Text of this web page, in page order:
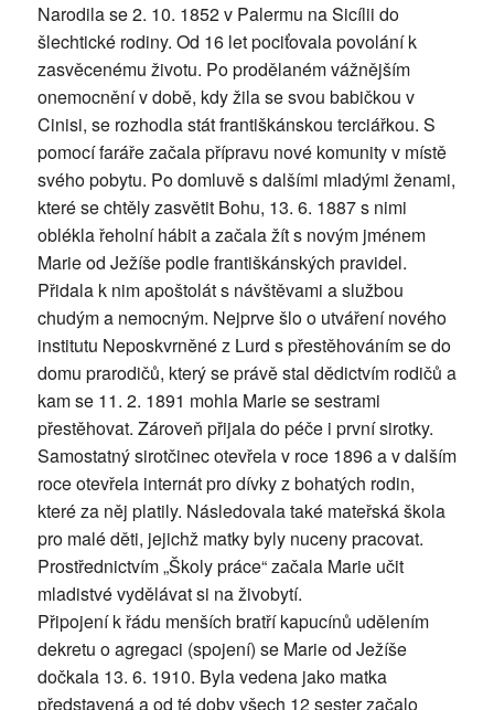
Narodila se 2. 10. 1852 v Palermu na Sicílii do
šlechtické rodiny. Od 16 let pociťovala povolání k
zasvěcenému životu. Po prodělaném vážnějším
onemocnění v době, kdy žila se svou babičkou v
Cinisi, se rozhodla stát františkánskou terciářkou. S
pomocí faráře začala přípravu nové komunity v místě
svého pobytu. Po domluvě s dalšími mladými ženami,
které se chtěly zasvětit Bohu, 13. 6. 1887 s nimi
oblékla řeholní hábit a začala žít s novým jménem
Marie od Ježíše podle františkánských pravidel.
Přidala k nim apoštolát s návštěvami a službou
chudým a nemocným. Nejprve šlo o utváření nového
institutu Neposkvrněné z Lurd s přestěhováním se do
domu prarodičů, který se právě stal dědictvím rodičů a
kam se 11. 2. 1891 mohla Marie se sestrami
přestěhovat. Zároveň přijala do péče i první sirotky.
Samostatný sirotčinec otevřela v roce 1896 a v dalším
roce otevřela internát pro dívky z bohatých rodin,
které za něj platily. Následovala také mateřská škola
pro malé děti, jejichž matky byly nuceny pracovat.
Prostřednictvím „Školy práce“ začala Marie učit
mladistvé vydělávat si na živobytí.
Připojení k řádu menších bratří kapucínů udělením
dekretu o agregaci (spojení) se Marie od Ježíše
dočkala 13. 6. 1910. Byla vedena jako matka
představená a od té doby všech 12 sester začalo